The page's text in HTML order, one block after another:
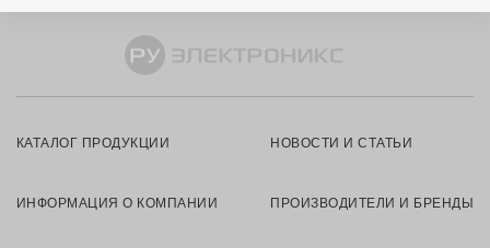
КАТАЛОГ ПРОДУКЦИИ НОВОСТИ И СТАТЬИ
ИНФОРМАЦИЯ О КОМПАНИИ ПРОИЗВОДИТЕЛИ И БРЕНДЫ